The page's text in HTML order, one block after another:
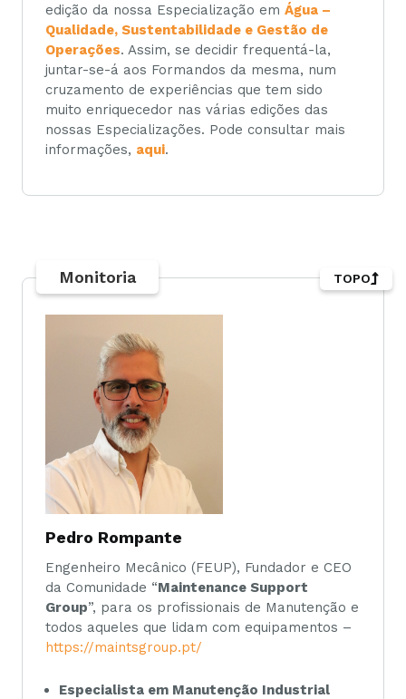
edição da nossa Especialização em Água –
Qualidade, Sustentabilidade e Gestão de
Operações. Assim, se decidir frequentá-la,
juntar-se-á aos Formandos da mesma, num
cruzamento de experiências que tem sido
muito enriquecedor nas várias edições das
nossas Especializações. Pode consultar mais
informações, aqui.
Monitoria
Pedro Rompante
Engenheiro Mecânico (FEUP), Fundador e CEO
da Comunidade “Maintenance Support
Group”, para os profissionais de Manutenção e
todos aqueles que lidam com equipamentos –
https://maintsgroup.pt/
Especialista em Manutenção Industrial
TOPO